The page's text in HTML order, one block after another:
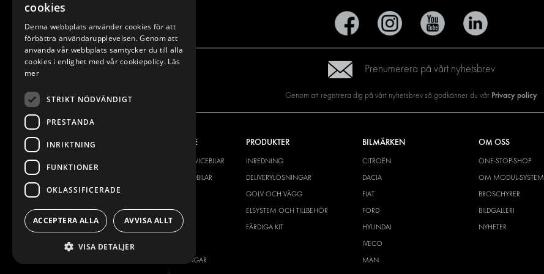
Prenumerera på vårt nyhetsbrev
Genom att registrera dig på vårt nyhetsbrev så godkänner du vår Privacy policy
VÅRT ERBJUDANDE
INREDNING FÖR SERVICEBILAR
INREDNING FÖR BUDBILAR
ELSYSTEM
TILLBEHÖR
CONTAINERLÖSNINGAR
PRODUKTER
INREDNING
DELIVERYLÖSNINGAR
GOLV OCH VÄGG
ELSYSTEM OCH TILLBEHÖR
FÄRDIGA KIT
BILMÄRKEN
CITROËN
DACIA
FIAT
FORD
HYUNDAI
IVECO
MAN
OM OSS
ONE-STOP-SHOP
OM MODUL-SYSTEM
BROSCHYRER
BILDGALLERI
NYHETER
cookies
Denna webbplats använder cookies för att
förbättra användarupplevelsen. Genom att
använda vår webbplats samtycker du till alla
cookies i enlighet med vår cookiepolicy. Läs
mer
STRIKT NÖDVÄNDIGT
PRESTANDA
INRIKTNING
FUNKTIONER
OKLASSIFICERADE
ACCEPTERA ALLA AVVISA ALLT
VISA DETALJER